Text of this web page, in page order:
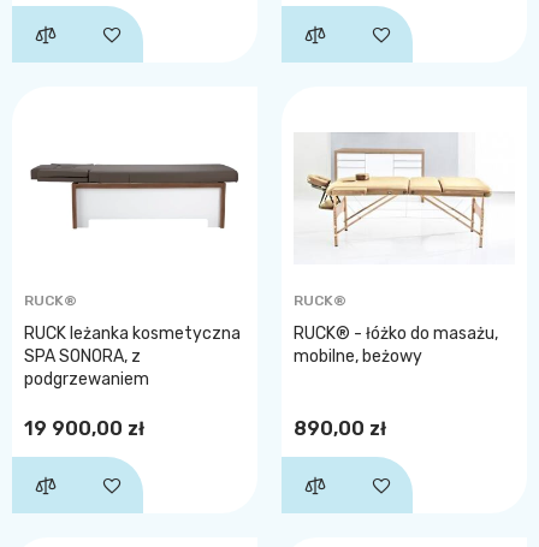
RUCK®
RUCK leżanka kosmetyczna
SPA SONORA, z
podgrzewaniem
19 900,00 zł
RUCK®
RUCK® - łóżko do masażu,
mobilne, beżowy
890,00 zł